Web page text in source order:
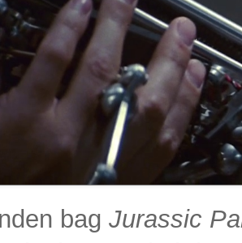
bag Jurassic